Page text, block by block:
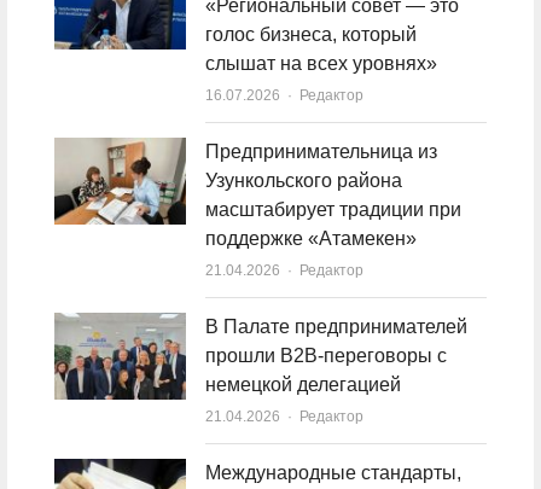
«Региональный совет — это
голос бизнеса, который
слышат на всех уровнях»
16.07.2026 Author
Редактор
Предпринимательница из
Узункольского района
масштабирует традиции при
поддержке «Атамекен»
21.04.2026 Author
Редактор
В Палате предпринимателей
прошли B2B-переговоры с
немецкой делегацией
21.04.2026 Author
Редактор
Международные стандарты,